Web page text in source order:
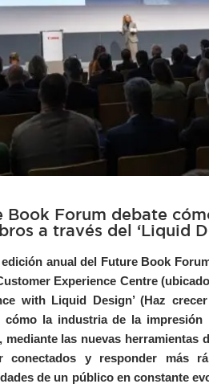
Book Forum debate
a través del ‘Liquid
anual del Future Book
Experience Centre
with Liquid Design’ (Haz
cómo la industria de la impresión
las nuevas herramientas
conectados y responder más
de un público en constante